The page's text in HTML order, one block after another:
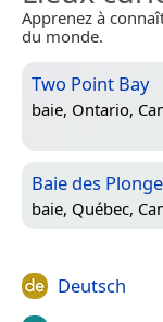
Apprenez à
du monde.
Two Point Bay
baie, Ontario,
Baie des
baie, Québec,
Deutsch